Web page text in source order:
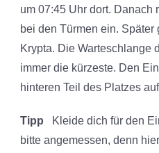
um 07:45 Uhr dort. Danach
bei den Türmen ein.
Krypta. Die Warteschlange
immer die kürzeste. Den
hinteren Teil des Platzes
Tipp
Kleide dich für den
bitte angemessen, denn